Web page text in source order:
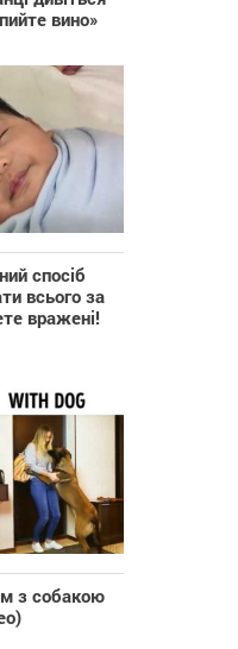
вино»
спосіб
всього за
вражені!
з собакою